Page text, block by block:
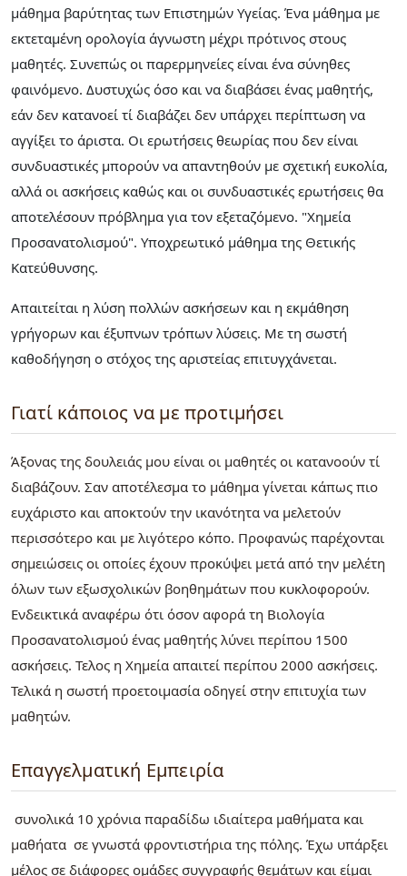
μάθημα βαρύτητας των Επιστημών Υγείας. Ένα μάθημα με
εκτεταμένη ορολογία άγνωστη μέχρι πρότινος στους
μαθητές. Συνεπώς οι παρερμηνείες είναι ένα σύνηθες
φαινόμενο. Δυστυχώς όσο και να διαβάσει ένας μαθητής,
εάν δεν κατανοεί τί διαβάζει δεν υπάρχει περίπτωση να
αγγίξει το άριστα. Οι ερωτήσεις θεωρίας που δεν είναι
συνδυαστικές μπορούν να απαντηθούν με σχετική ευκολία,
αλλά οι ασκήσεις καθώς και οι συνδυαστικές ερωτήσεις θα
αποτελέσουν πρόβλημα για τον εξεταζόμενο. "Χημεία
Προσανατολισμού". Υποχρεωτικό μάθημα της Θετικής
Κατεύθυνσης.
Απαιτείται η λύση πολλών ασκήσεων και η εκμάθηση
γρήγορων και έξυπνων τρόπων λύσεις. Με τη σωστή
καθοδήγηση ο στόχος της αριστείας επιτυγχάνεται.
Γιατί κάποιος να με προτιμήσει
Άξονας της δουλειάς μου είναι οι μαθητές οι κατανοούν τί
διαβάζουν. Σαν αποτέλεσμα το μάθημα γίνεται κάπως πιο
ευχάριστο και αποκτούν την ικανότητα να μελετούν
περισσότερο και με λιγότερο κόπο. Προφανώς παρέχονται
σημειώσεις οι οποίες έχουν προκύψει μετά από την μελέτη
όλων των εξωσχολικών βοηθημάτων που κυκλοφορούν.
Ενδεικτικά αναφέρω ότι όσον αφορά τη Βιολογία
Προσανατολισμού ένας μαθητής λύνει περίπου 1500
ασκήσεις. Τελος η Χημεία απαιτεί περίπου 2000 ασκήσεις.
Τελικά η σωστή προετοιμασία οδηγεί στην επιτυχία των
μαθητών.
Επαγγελματική Εμπειρία
συνολικά 10 χρόνια παραδίδω ιδιαίτερα μαθήματα και
μαθήατα σε γνωστά φροντιστήρια της πόλης. Έχω υπάρξει
μέλος σε διάφορες ομάδες συγγραφής θεμάτων και είμαι